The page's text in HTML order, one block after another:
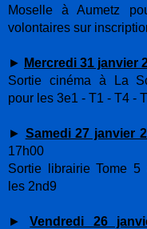
Moselle à Aumetz
volontaires sur
► Mercredi 31 janvier
Sortie cinéma à La
pour les 3e1 - T1 - T4 -
► Samedi 27 janvier
17h00
Sortie librairie Tome
les 2nd9
►Vendredi 26